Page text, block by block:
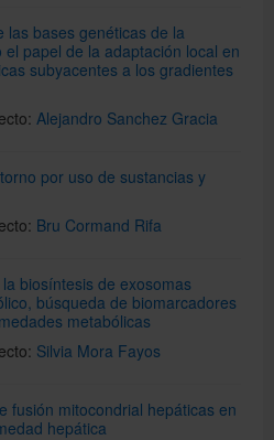
las bases genéticas de la
papel de la adaptación local en
subyacentes a los gradientes
Alejandro Sanchez Gracia
por uso de sustancias y
Bru Cormand Rifa
biosíntesis de exosomas
búsqueda de biomarcadores
metabólicas
Silvia Mora Fayos
fusión mitocondrial hepáticas en
hepática